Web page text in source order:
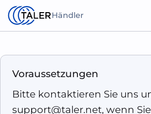
Händler
Voraussetzungen
Bitte kontaktieren Sie uns
support@taler.net, wenn